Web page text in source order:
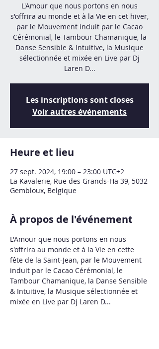
L'Amour que nous portons en nous
s'offrira au monde et à la Vie en cet hiver,
par le Mouvement induit par le Cacao
Cérémonial, le Tambour Chamanique, la
Danse Sensible & Intuitive, la Musique
sélectionnée et mixée en Live par Dj
Laren D...
Les inscriptions sont closes
Voir autres événements
Heure et lieu
27 sept. 2024, 19:00 – 23:00 UTC+2
La Kavalerie, Rue des Grands-Ha 39, 5032
Gembloux, Belgique
À propos de l'événement
L'Amour que nous portons en nous
s'offrira au monde et à la Vie en cette
fête de la Saint-Jean, par le Mouvement
induit par le Cacao Cérémonial, le
Tambour Chamanique, la Danse Sensible
& Intuitive, la Musique sélectionnée et
mixée en Live par Dj Laren D...